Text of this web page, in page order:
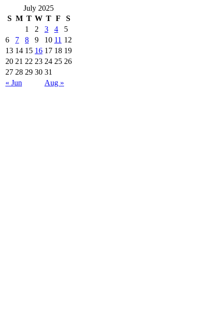
July 2025
S M T W T F S
« Jun Aug »
1 2 3 4
5
6
7 8 9 10 11 12
13 14 15 16 17 18 19
20 21 22 23 24 25 26
27 28 29 30 31